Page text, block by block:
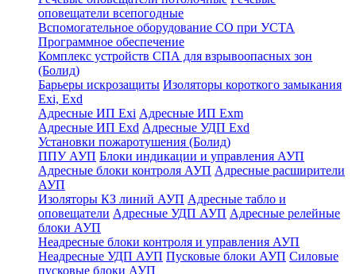
оповещатели всепогодные
Вспомогательное оборудование СО при УСТА
Программное обеспечение
Комплекс устройств СПА для взрывоопасных зон
(Болид)
Барьеры искрозащиты Изоляторы короткого замыкания
Exi, Exd
Адресные ИП Exi Адресные ИП Exm
Адресные ИП Exd Адресные УДП Exd
Установки пожаротушения (Болид)
ППУ АУП Блоки индикации и управления АУП
Адресные блоки контроля АУП Адресные расширители
АУП
Изоляторы КЗ линий АУП Адресные табло и
оповещатели Адресные УДП АУП Адресные релейные
блоки АУП
Неадресные блоки контроля и управления АУП
Неадресные УДП АУП Пусковые блоки АУП Силовые
пусковые блоки АУП